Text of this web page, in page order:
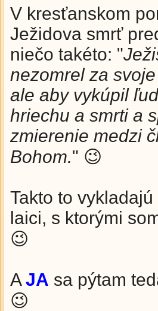
V kresťanskom
Ježidova smrť
niečo takéto: "
nezomrel za
ale aby vykúpil
hriechu a smrti a
zmierenie medzi
Bohom." 😉
Takto to
laici, s ktorými
😉
AJA sa pýtam
😉